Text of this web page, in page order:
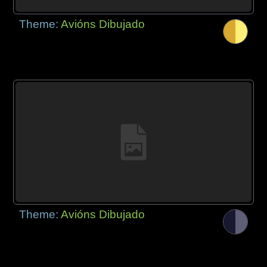
Theme:Avións Dibujado
Theme:Avións Dibujado